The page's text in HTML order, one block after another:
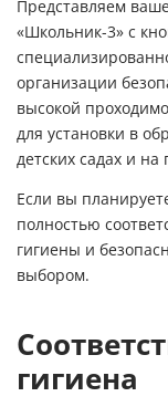
Представляем
«Школьник-3» с
организации
высокой
для установки в
детских садах и
Если вы
полностью
гигиены и
выбором.
гигиена